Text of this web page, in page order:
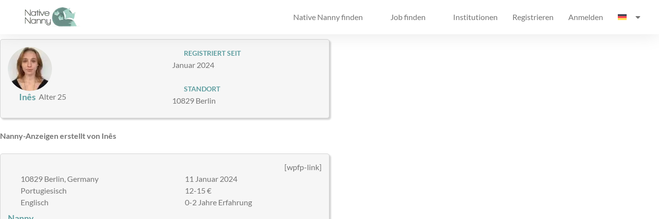
Native Nanny finden Job finden Institutionen Registrieren Anmelden
Inês Alter 25
REGISTRIERT SEIT
Januar 2024
STANDORT
10829 Berlin
Nanny-Anzeigen erstellt von Inês
[wpfp-link]
10829 Berlin, Germany
Portugiesisch
Englisch
11 Januar 2024
12-15 €
0-2 Jahre Erfahrung